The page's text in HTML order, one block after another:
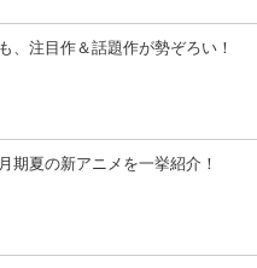
、注目作＆話題作が勢ぞろい！
期夏の新アニメを一挙紹介！